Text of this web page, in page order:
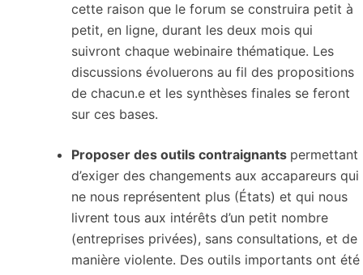
cette raison que le forum se construira petit à
petit, en ligne, durant les deux mois qui
suivront chaque webinaire thématique. Les
discussions évoluerons au fil des propositions
de chacun.e et les synthèses finales se feront
sur ces bases.
Proposer des outils contraignants permettant
d’exiger des changements aux accapareurs qui
ne nous représentent plus (États) et qui nous
livrent tous aux intérêts d’un petit nombre
(entreprises privées), sans consultations, et de
manière violente. Des outils importants ont été